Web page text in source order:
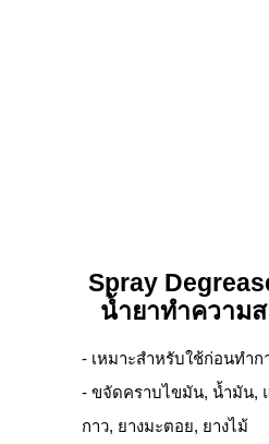
Spray
น้ำยาทำความ
- เหมาะสำหรับใช้ก่อนทำ
- ขจัดคราบไขมัน, น้ำมัน,
กาว, ยางมะตอย, ยางไม้